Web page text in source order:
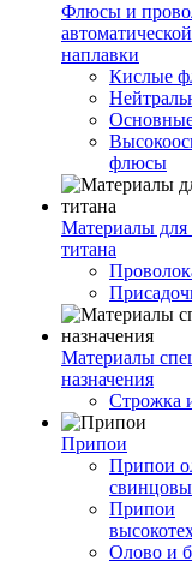
Флюсы и
наплавки
Кислые
флюсы
Материалы для
титана
Материалы
назначения
Строжка
Припои
Припои
Припои
Олово и